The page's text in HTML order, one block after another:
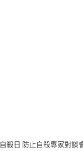
殺日 防止自殺專家對談